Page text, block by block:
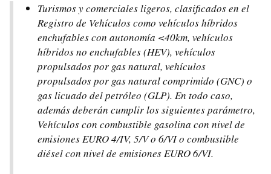
Turismos y comerciales ligeros, clasificados en el
Registro de Vehículos como vehículos híbridos
enchufables con autonomía <40km, vehículos
híbridos no enchufables (HEV), vehículos
propulsados por gas natural, vehículos
propulsados por gas natural comprimido (GNC) o
gas licuado del petróleo (GLP). En todo caso,
además deberán cumplir los siguientes parámetro,
Vehículos con combustible gasolina con nivel de
emisiones EURO 4/IV, 5/V o 6/VI o combustible
diésel con nivel de emisiones EURO 6/VI.